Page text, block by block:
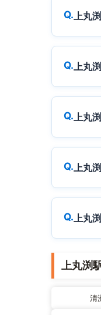
上丸
上丸
上丸
上丸
上丸
上丸渕
清